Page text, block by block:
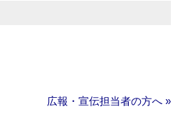
広報・宣伝担当者の方へ »